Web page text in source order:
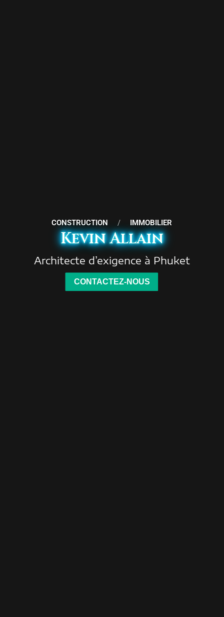
CONSTRUCTION / IMMOBILIER
Kevin Allain
Architecte d’exigence à Phuket
CONTACTEZ-NOUS